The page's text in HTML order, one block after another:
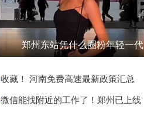
郑州东站凭什么圈粉年轻一代
收藏！ 河南免费高速最新政策汇总
微信能找附近的工作了！郑州已上线